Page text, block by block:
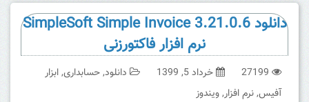
دانلود SimpleSoft Simple Invoice 3.21.0.6
نرم افزار فاکتورزنی
27199 خرداد 5, 1399 دانلود,حسابداری,ابزار
آفیس,نرم افزار,ویندوز